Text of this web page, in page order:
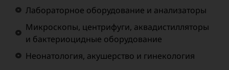
Лабораторное оборудование и анализаторы
Микроскопы, центрифуги, аквадистилляторы
и бактериоцидные оборудование
Неонатология, акушерство и гинекология